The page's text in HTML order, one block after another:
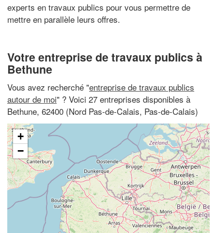
experts en travaux publics pour vous permettre de
mettre en parallèle leurs offres.
Votre entreprise de travaux publics à
Bethune
Vous avez recherché "entreprise de travaux publics
autour de moi" ? Voici 27 entreprises disponibles à
Bethune, 62400 (Nord Pas-de-Calais, Pas-de-Calais)
+
−